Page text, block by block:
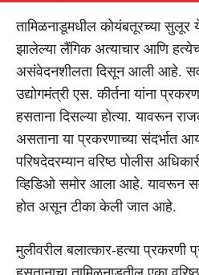
तामिळनाडूमधील कोयंबतूरच्या सुलूर
झालेल्या लैंगिक अत्याचार आणि
असंवेदनशीलता दिसून आली आहे.
उद्योगमंत्री एस. कीर्तना यांना
हसताना दिसल्या होत्या. यावरून
असताना या प्रकरणाच्या संदर्भात
परिषदेदरम्यान वरिष्ठ पोलीस
व्हिडिओ समोर आला आहे. यावरून
होत असून टीका केली जात आहे.
मुलीवरील बलात्कार-हत्या प्रकरणी